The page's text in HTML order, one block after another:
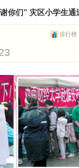
你们” 灾区小学生
排行榜